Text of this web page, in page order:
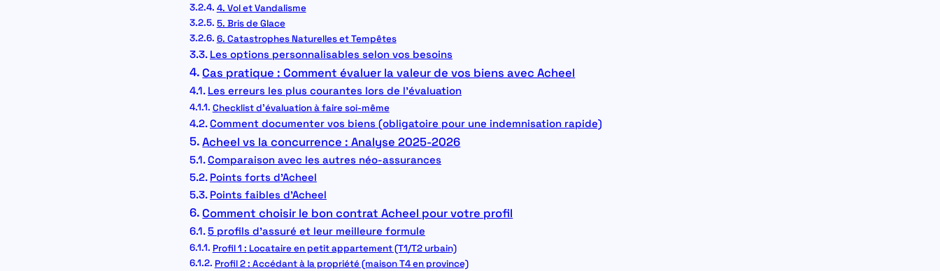
4. Vol et Vandalisme
5. Bris de Glace
6. Catastrophes Naturelles et Tempêtes
Les options personnalisables selon vos besoins
Cas pratique : Comment évaluer la valeur de vos biens avec Acheel
Les erreurs les plus courantes lors de l’évaluation
Checklist d’évaluation à faire soi-même
Comment documenter vos biens (obligatoire pour une indemnisation rapide)
Acheel vs la concurrence : Analyse 2025-2026
Comparaison avec les autres néo-assurances
Points forts d’Acheel
Points faibles d’Acheel
Comment choisir le bon contrat Acheel pour votre profil
5 profils d’assuré et leur meilleure formule
Profil 1 : Locataire en petit appartement (T1/T2 urbain)
Profil 2 : Accédant à la propriété (maison T4 en province)